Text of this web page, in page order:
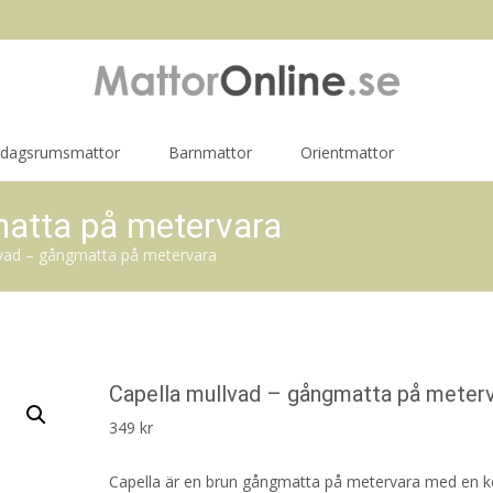
Barnmattor Orientmattor
på metervara
– gångmatta på metervara
Capella mullvad – gångmatta på
349kr
Capella är en brun gångmatta på metervara med en